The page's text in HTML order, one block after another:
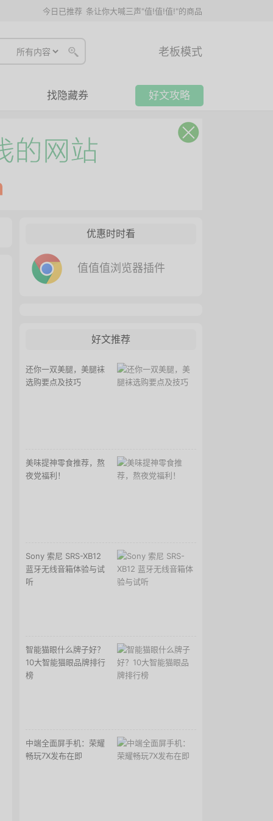
今日已推荐 条让你大喊三声"值!值!值!"的商品
老板模式
找隐藏券 好文攻略
优惠时时看
值值值浏览器插件
好文推荐
还你一双美腿，美腿袜
选购要点及技巧
美味提神零食推荐，熬
夜党福利！
Sony 索尼 SRS-XB12
蓝牙无线音箱体验与试
听
智能猫眼什么牌子好？
10大智能猫眼品牌排行
榜
中端全面屏手机：荣耀
畅玩7X发布在即